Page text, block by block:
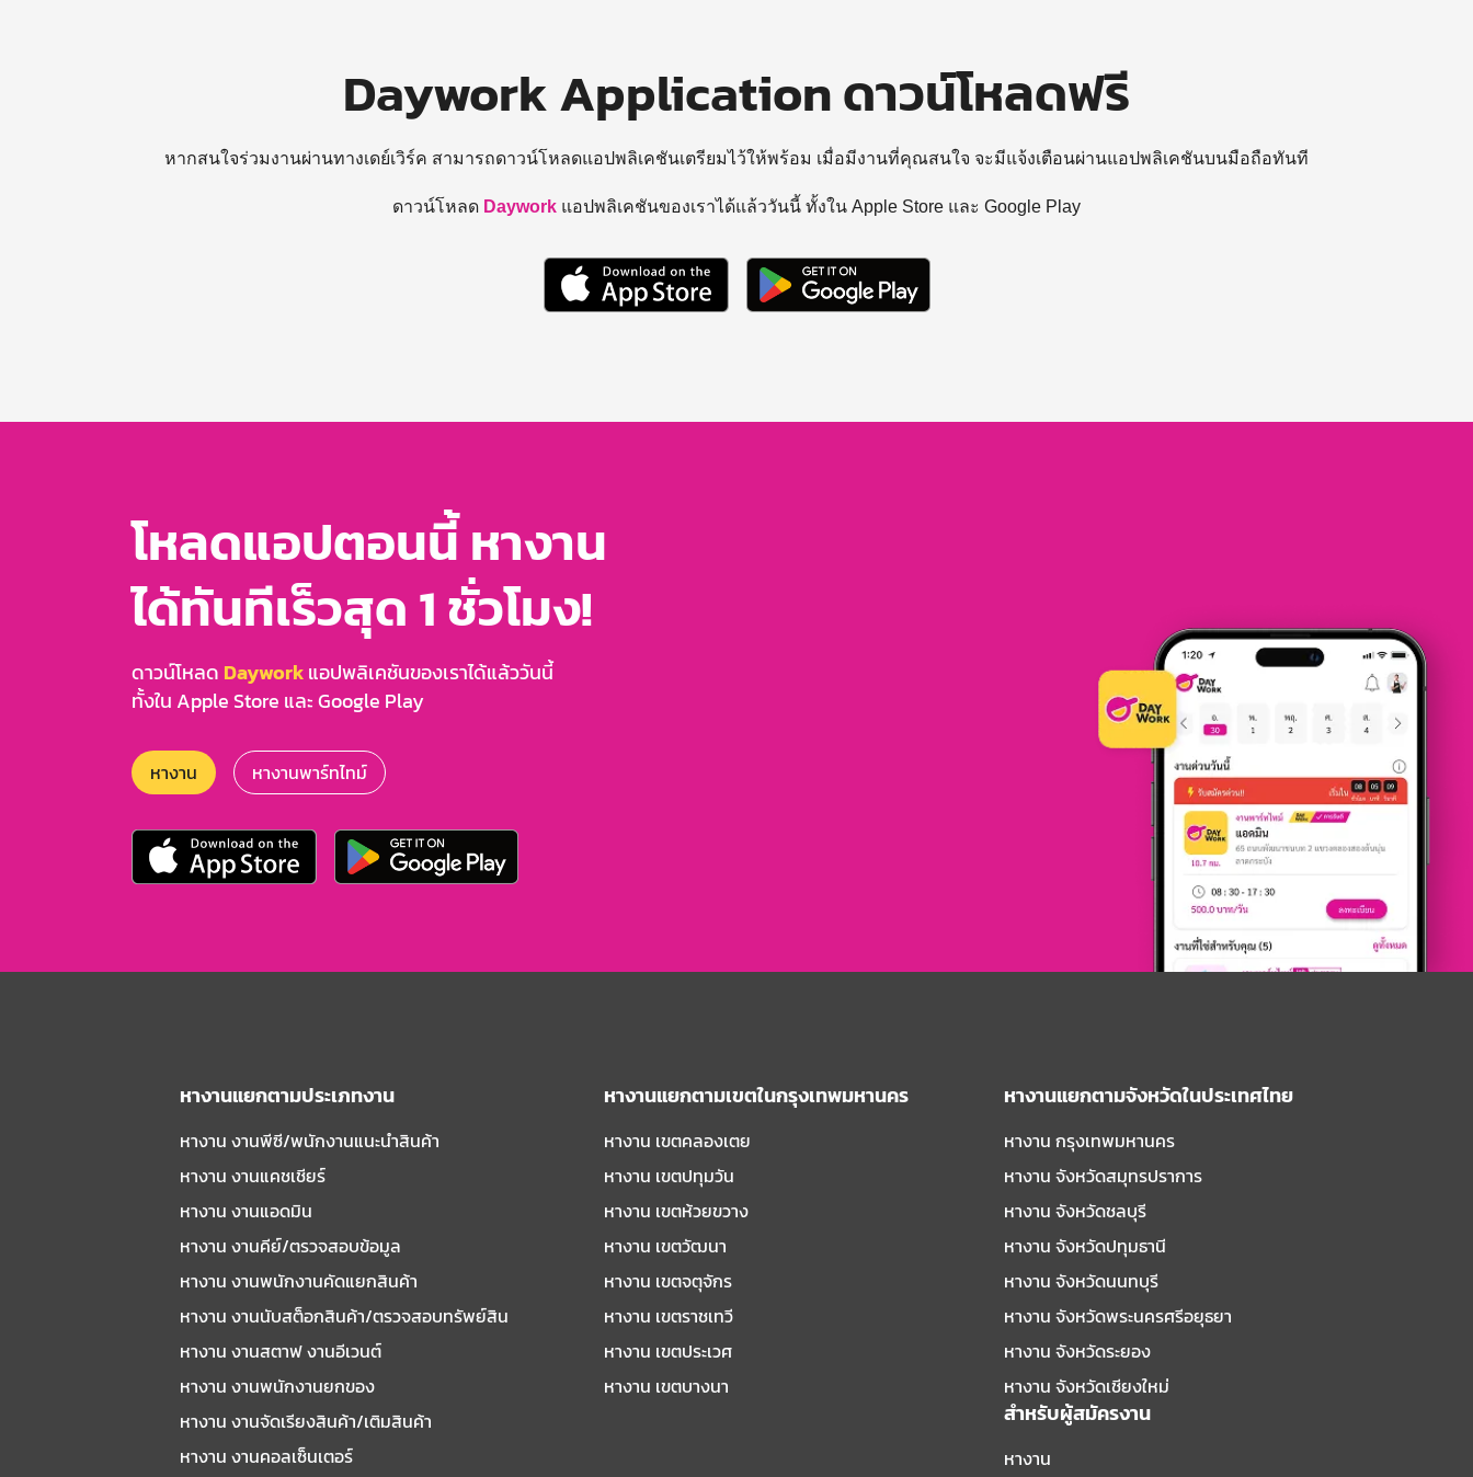
Daywork Application ดาวน์โหลดฟรี
หากสนใจร่วมงานผ่านทางเดย์เวิร์ค สามารถดาวน์โหลดแอปพลิเคชันเตรียมไว้ให้พร้อม เมื่อมีงานที่คุณสนใจ จะมีแจ้งเตือนผ่านแอปพลิเคชันบนมือถือทันที
ดาวน์โหลด Daywork แอปพลิเคชันของเราได้แล้ววันนี้ ทั้งใน Apple Store และ Google Play
โหลดแอปตอนนี้ หางาน
ได้ทันทีเร็วสุด 1 ชั่วโมง!
ดาวน์โหลด Dayworkแอปพลิเคชันของเราได้แล้ววันนี้
ทั้งใน Apple Store และ Google Play
หางาน หางานพาร์ทไทม์
หางานแยกตามประเภทงาน
หางาน งานพีซี/พนักงานแนะนําสินค้า
หางาน งานแคชเชียร์
หางาน งานแอดมิน
หางาน งานคีย์/ตรวจสอบข้อมูล
หางาน งานพนักงานคัดแยกสินค้า
หางาน งานนับสต็อกสินค้า/ตรวจสอบทรัพย์สิน
หางาน งานสตาฟ งานอีเวนต์
หางาน งานพนักงานยกของ
หางาน งานจัดเรียงสินค้า/เติมสินค้า
หางาน งานคอลเซ็นเตอร์
หางานแยกตามเขตในกรุงเทพมหานคร
หางาน เขตคลองเตย
หางาน เขตปทุมวัน
หางาน เขตห้วยขวาง
หางาน เขตวัฒนา
หางาน เขตจตุจักร
หางาน เขตราชเทวี
หางาน เขตประเวศ
หางาน เขตบางนา
หางานแยกตามจังหวัดในประเทศไทย
หางาน กรุงเทพมหานคร
หางาน จังหวัดสมุทรปราการ
หางาน จังหวัดชลบุรี
หางาน จังหวัดปทุมธานี
หางาน จังหวัดนนทบุรี
หางาน จังหวัดพระนครศรีอยุธยา
หางาน จังหวัดระยอง
หางาน จังหวัดเชียงใหม่
สำหรับผู้สมัครงาน
หางาน